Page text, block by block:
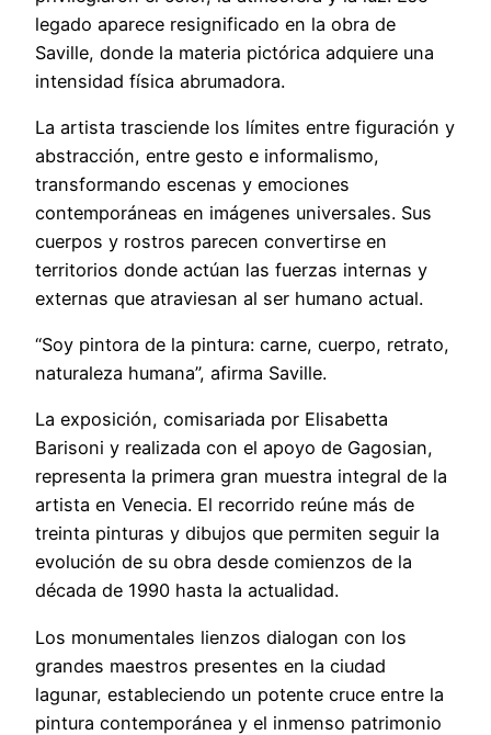
legado aparece resignificado en la obra de
Saville, donde la materia pictórica adquiere una
intensidad física abrumadora.
La artista trasciende los límites entre figuración y
abstracción, entre gesto e informalismo,
transformando escenas y emociones
contemporáneas en imágenes universales. Sus
cuerpos y rostros parecen convertirse en
territorios donde actúan las fuerzas internas y
externas que atraviesan al ser humano actual.
“Soy pintora de la pintura: carne, cuerpo, retrato,
naturaleza humana”, afirma Saville.
La exposición, comisariada por Elisabetta
Barisoni y realizada con el apoyo de Gagosian,
representa la primera gran muestra integral de la
artista en Venecia. El recorrido reúne más de
treinta pinturas y dibujos que permiten seguir la
evolución de su obra desde comienzos de la
década de 1990 hasta la actualidad.
Los monumentales lienzos dialogan con los
grandes maestros presentes en la ciudad
lagunar, estableciendo un potente cruce entre la
pintura contemporánea y el inmenso patrimonio